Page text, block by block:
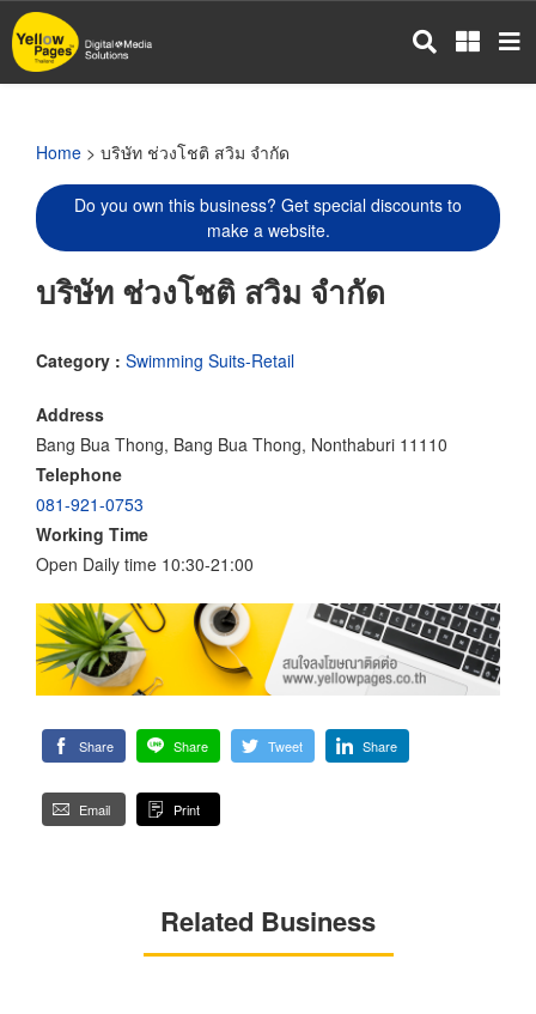
Skip
to
main
Home > บริษัท ช่วงโชติ สวิม จำกัด
Do you own this business? Get special discounts to
make a website.
บริษัท ช่วงโชติ สวิม จำกัด
Category : Swimming Suits-Retail
Address
Bang Bua Thong, Bang Bua Thong, Nonthaburi 11110
Telephone
081-921-0753
Working Time
Open Daily time 10:30-21:00
Share Share Tweet Share
Email Print
Related Business